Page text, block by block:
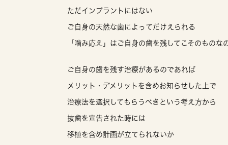
ただインプラントにはない
ご自身の天然な歯によってだけえられる
「噛み応え」はご自身の歯を残してこそのものな
ご自身の歯を残す治療があるのであれば
メリット・デメリットを含めお知らせした上で
治療法を選択してもらうべきという考え方から
抜歯を宣告された時には
移植を含め計画が立てられないか